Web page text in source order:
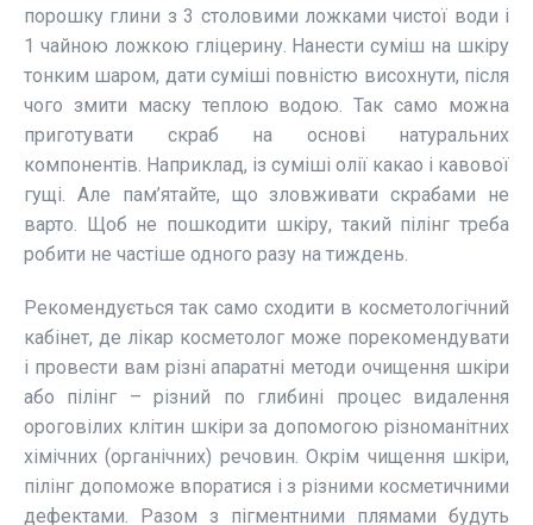
порошку глини з 3 столовими ложками чистої води і
1 чайною ложкою гліцерину. Нанести суміш на шкіру
тонким шаром, дати суміші повністю висохнути, після
чого змити маску теплою водою. Так само можна
приготувати скраб на основі натуральних
компонентів. Наприклад, із суміші олії какао і кавової
гущі. Але пам’ятайте, що зловживати скрабами не
варто. Щоб не пошкодити шкіру, такий пілінг треба
робити не частіше одного разу на тиждень.
Рекомендується так само сходити в косметологічний
кабінет, де лікар косметолог може порекомендувати
і провести вам різні апаратні методи очищення шкіри
або пілінг – різний по глибині процес видалення
ороговілих клітин шкіри за допомогою різноманітних
хімічних (органічних) речовин. Окрім чищення шкіри,
пілінг допоможе впоратися і з різними косметичними
дефектами. Разом з пігментними плямами будуть